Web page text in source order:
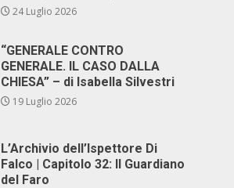
24 Luglio 2026
“GENERALE CONTRO
GENERALE. IL CASO DALLA
CHIESA” – di Isabella Silvestri
19 Luglio 2026
L’Archivio dell’Ispettore Di
Falco | Capitolo 32: Il Guardiano
del Faro